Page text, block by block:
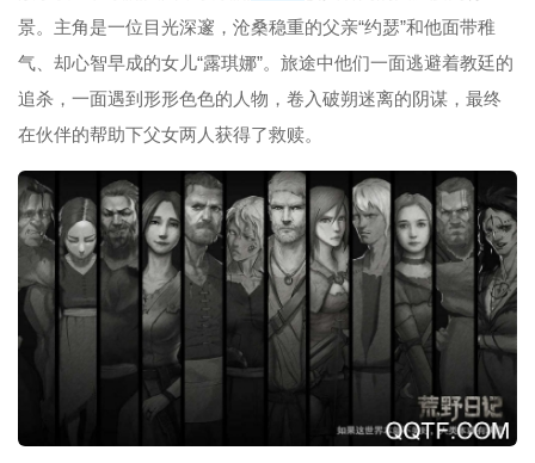
景。主角是一位目光深邃，沧桑稳重的父亲“约瑟”和他面带稚
气、却心智早成的女儿“露琪娜”。旅途中他们一面逃避着教廷的
追杀，一面遇到形形色色的人物，卷入破朔迷离的阴谋，最终
在伙伴的帮助下父女两人获得了救赎。